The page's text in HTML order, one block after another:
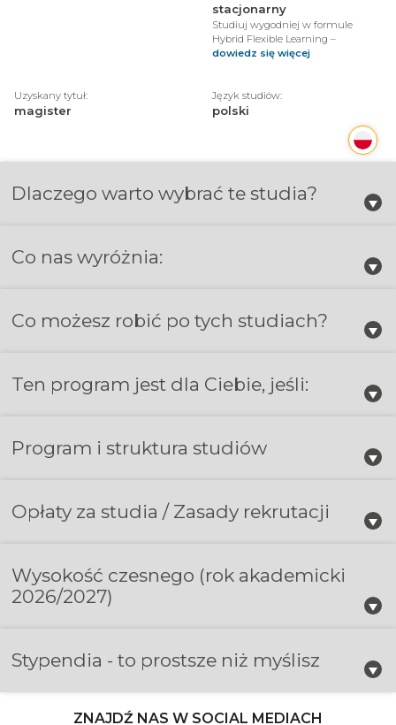
stacjonarny
Studiuj wygodniej w formule
Hybrid Flexible Learning –
dowiedz się więcej
Uzyskany tytuł:
magister
Język studiów:
polski
Dlaczego warto wybrać te studia?
Co nas wyróżnia:
Co możesz robić po tych studiach?
Ten program jest dla Ciebie, jeśli:
Program i struktura studiów
Opłaty za studia / Zasady rekrutacji
Wysokość czesnego (rok akademicki
2026/2027)
Stypendia - to prostsze niż myślisz
ZNAJDŹ NAS W SOCIAL MEDIACH